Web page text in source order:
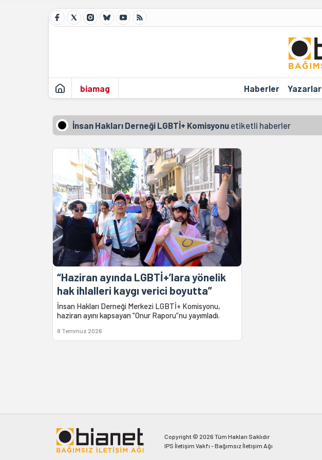
biamag Haberler Yazarlar
İnsan Hakları Derneği LGBTİ+ Komisyonu etiketli haberler
“Haziran ayında LGBTİ+’lara yönelik
hak ihlalleri kaygı verici boyutta”
İnsan Hakları Derneği Merkezi LGBTİ+ Komisyonu,
haziran ayını kapsayan “Onur Raporu”nu yayımladı.
8 Temmuz 2026
Copyright © 2026 Tüm Hakları Saklıdır
IPS İletişim Vakfı - Bağımsız İletişim Ağı